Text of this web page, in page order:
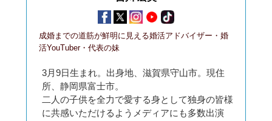
成婚までの道筋が鮮明に見える婚活アドバイザー・婚
活YouTuber・代表の妹
3月9日生まれ。出身地、滋賀県守山市。現住
所、静岡県富士市。
二人の子供を全力で愛する身として独身の皆様
に共感いただけるようメディアにも多数出演